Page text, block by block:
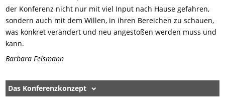
der Konferenz nicht nur mit viel Input nach Hause gefahren,
sondern auch mit dem Willen, in ihren Bereichen zu schauen,
was konkret verändert und neu angestoßen werden muss und
kann.
Barbara Felsmann
Das Konferenzkonzept